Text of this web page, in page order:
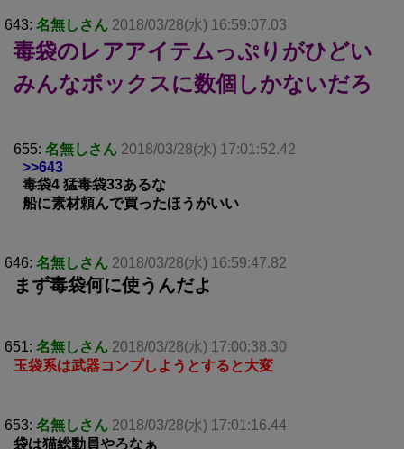
643: 名無しさん 2018/03/28(水) 16:59:07.03
毒袋のレアアイテムっぷりがひどい
みんなボックスに数個しかないだろ
655: 名無しさん 2018/03/28(水) 17:01:52.42
>>643
毒袋4 猛毒袋33あるな
船に素材頼んで買ったほうがいい
646: 名無しさん 2018/03/28(水) 16:59:47.82
まず毒袋何に使うんだよ
651: 名無しさん 2018/03/28(水) 17:00:38.30
玉袋系は武器コンプしようとすると大変
653: 名無しさん 2018/03/28(水) 17:01:16.44
袋は猫総動員やろなぁ